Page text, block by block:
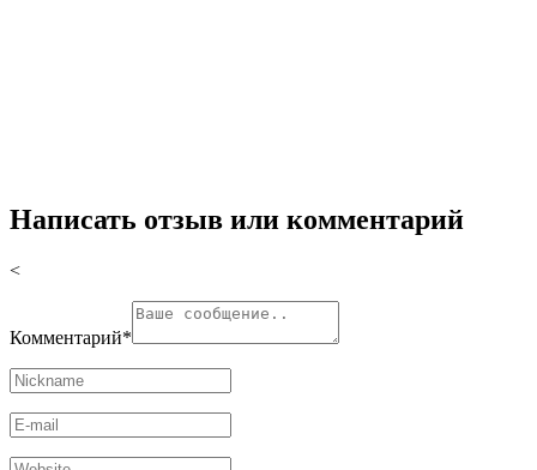
Написать отзыв или комментарий
<
Комментарий*